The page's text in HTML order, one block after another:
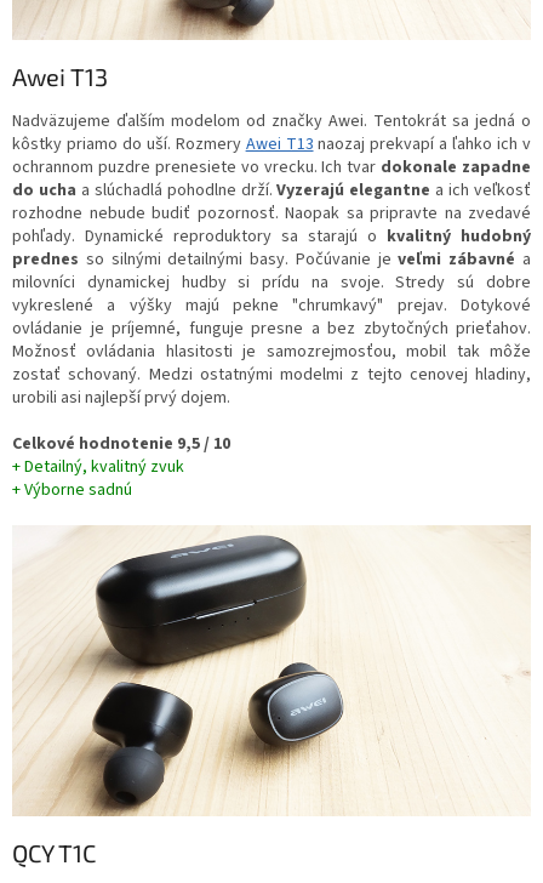
Awei T13
Nadväzujeme ďalším modelom od značky Awei. Tentokrát sa jedná o
kôstky priamo do uší. Rozmery Awei T13 naozaj prekvapí a ľahko ich v
ochrannom puzdre prenesiete vo vrecku. Ich tvar dokonale zapadne
do ucha a slúchadlá pohodlne drží.Vyzerajú elegantne a ich veľkosť
rozhodne nebude budiť pozornosť. Naopak sa pripravte na zvedavé
pohľady. Dynamické reproduktory sa starajú o kvalitný hudobný
prednes so silnými detailnými basy. Počúvanie jeveľmi zábavné a
milovníci dynamickej hudby si prídu na svoje. Stredy sú dobre
vykreslené a výšky majú pekne "chrumkavý" prejav. Dotykové
ovládanie je príjemné, funguje presne a bez zbytočných prieťahov.
Možnosť ovládania hlasitosti je samozrejmosťou, mobil tak môže
zostať schovaný. Medzi ostatnými modelmi z tejto cenovej hladiny,
urobili asi najlepší prvý dojem.
Celkové hodnotenie 9,5 / 10
+ Detailný, kvalitný zvuk
+ Výborne sadnú
QCY T1C